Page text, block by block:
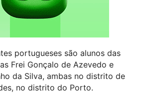
portugueses são alunos das
Frei Gonçalo de Azevedo e
da Silva, ambas no distrito de
no distrito do Porto.